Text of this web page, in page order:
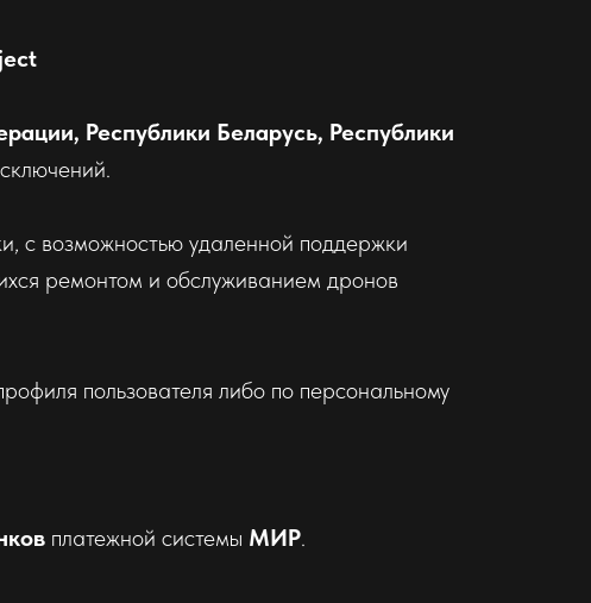
Республики Беларусь, Республики
с возможностью удаленной поддержки
ремонтом и обслуживанием дронов
пользователя либо по персональному
платежной системы МИР.